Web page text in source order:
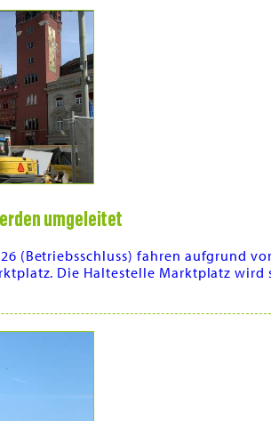
umgeleitet
(Betriebsschluss) fahren aufgrund
Die Haltestelle Marktplatz wird